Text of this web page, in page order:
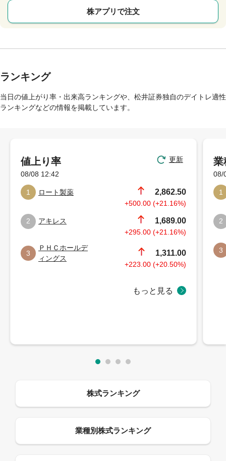
株アプリで注文
ランキング
当日の値上がり率・出来高ランキングや、松井証券独自のデイトレ適性
ランキングなどの情報を掲載しています。